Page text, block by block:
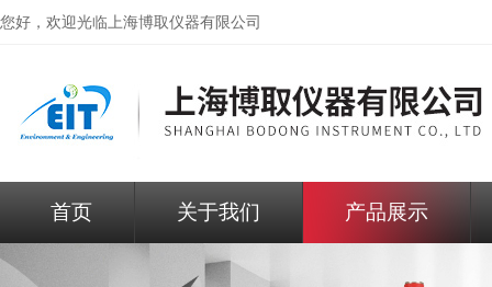
您好，欢迎光临上海博取仪器有限公司
首页 关于我们 产品展示